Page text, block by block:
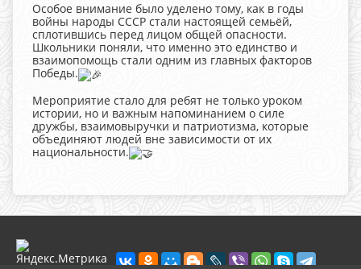
Особое внимание было уделено тому, как в годы
войны народы СССР стали настоящей семьёй,
сплотившись перед лицом общей опасности.
Школьники поняли, что именно это единство и
взаимопомощь стали одним из главных факторов
Победы.
Мероприятие стало для ребят не только уроком
истории, но и важным напоминанием о силе
дружбы, взаимовыручки и патриотизма, которые
объединяют людей вне зависимости от их
национальности.